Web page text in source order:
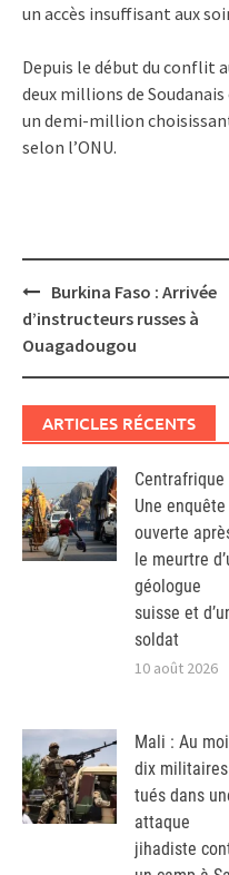
un accès insuffisant aux
Depuis le début du conflit
deux millions de
un demi-million
selon l’ONU.
Post
navigation
Burkina Faso : Arrivée
d’instructeurs russes à
Ouagadougou
ARTICLES RÉCENTS
Centrafrique
Une enquête
ouverte
le meurtre
géologue
suisse et
soldat
10 août 2026
Mali : Au
dix militaires
tués dans
attaque
jihadiste